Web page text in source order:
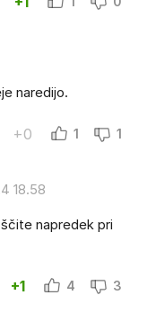
naredijo.
+0 1 1
18.58
napredek pri
+1 4 3